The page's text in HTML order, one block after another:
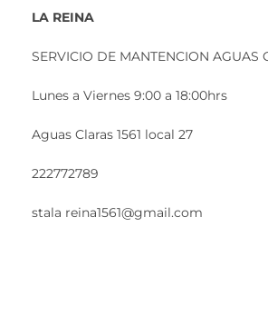
LA REINA
SERVICIO DE MANTENCION AGUAS
Lunes a Viernes 9:00 a 18:00hrs
Aguas Claras 1561 local 27
222772789
stala reina1561@gmail.com